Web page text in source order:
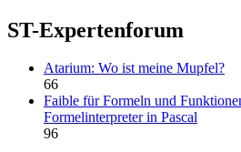
ST-Expertenforum
Atarium: Wo ist meine Mupfel?
66
Faible für Formeln und
Formelinterpreter in Pascal
96